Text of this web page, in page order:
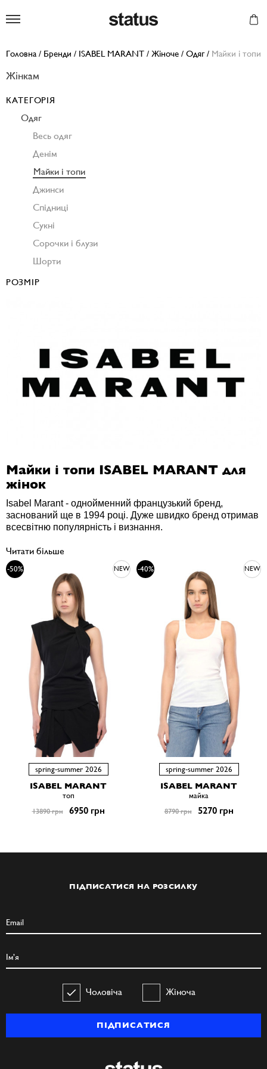
Головна / Бренди / ISABEL MARANT / Жіноче / Одяг/ Майки і топи
Майки і топи ISABEL MARANT для
жінок
Isabel Marant - однойменний французький бренд,
заснований ще в 1994 році. Дуже швидко бренд отримав
всесвітню популярність і визнання.
Читати більше
-50% NEW
spring-summer 2026
ISABEL MARANT
топ
13890 грн 6950 грн
-40% NEW
spring-summer 2026
ISABEL MARANT
майка
8790 грн 5270 грн
Жінкам
КАТЕГОРІЯ
Одяг
Весь одяг
Денім
Майки і топи
Джинси
Спідниці
Сукні
Сорочки і блузи
Шорти
РОЗМІР
ПІДПИСАТИСЯ НА РОЗСИЛКУ
Чоловіча Жіноча
ПІДПИСАТИСЯ